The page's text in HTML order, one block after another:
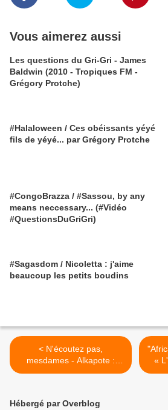
Vous aimerez aussi
Les questions du Gri-Gri - James
Baldwin (2010 - Tropiques FM -
Grégory Protche)
#Halaloween / Ces obéissants yéyé
fils de yéyé... par Grégory Protche
#CongoBrazza / #Sassou, by any
means neccessary... (#Vidéo
#QuestionsDuGriGri)
#Sagasdom / Nicoletta : j'aime
beaucoup les petits boudins
< N'écoutez pas,
mesdames - Alkapote :
Sans commentaire -
«
Hébergé par Overblog